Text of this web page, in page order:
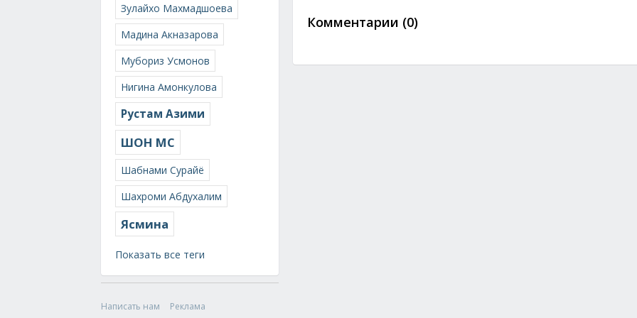
Зулайхо Махмадшоева
Мадина Акназарова
Мубориз Усмонов
Нигина Амонкулова
Рустам Азими
ШОН МС
Шабнами Сурайё
Шахроми Абдухалим
Ясмина
Показать все теги
Написать нам
Реклама
Комментарии (0)